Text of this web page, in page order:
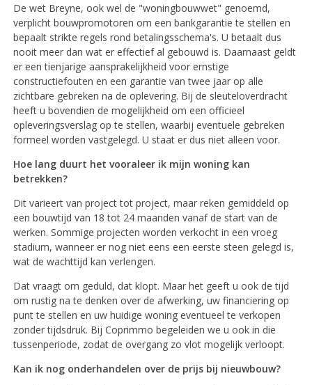
De wet Breyne, ook wel de "woningbouwwet" genoemd,
verplicht bouwpromotoren om een bankgarantie te stellen en
bepaalt strikte regels rond betalingsschema's. U betaalt dus
nooit meer dan wat er effectief al gebouwd is. Daarnaast geldt
er een tienjarige aansprakelijkheid voor ernstige
constructiefouten en een garantie van twee jaar op alle
zichtbare gebreken na de oplevering. Bij de sleuteloverdracht
heeft u bovendien de mogelijkheid om een officieel
opleveringsverslag op te stellen, waarbij eventuele gebreken
formeel worden vastgelegd. U staat er dus niet alleen voor.
Hoe lang duurt het vooraleer ik mijn woning kan
betrekken?
Dit varieert van project tot project, maar reken gemiddeld op
een bouwtijd van 18 tot 24 maanden vanaf de start van de
werken. Sommige projecten worden verkocht in een vroeg
stadium, wanneer er nog niet eens een eerste steen gelegd is,
wat de wachttijd kan verlengen.
Dat vraagt om geduld, dat klopt. Maar het geeft u ook de tijd
om rustig na te denken over de afwerking, uw financiering op
punt te stellen en uw huidige woning eventueel te verkopen
zonder tijdsdruk. Bij Coprimmo begeleiden we u ook in die
tussenperiode, zodat de overgang zo vlot mogelijk verloopt.
Kan ik nog onderhandelen over de prijs bij nieuwbouw?